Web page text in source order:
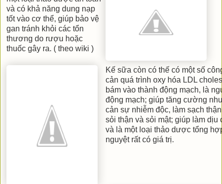
và có khả năng dung nạp
tốt vào cơ thể, giúp bảo vệ
gan tránh khỏi các tổn
thương do rượu hoặc
thuốc gây ra. ( theo wiki )
Kế sữa còn có thế có một số
cản quá trình oxy hóa LDL
bám vào thành động mạch, là
động mạch; giúp tăng cường
cản sự nhiễm độc, làm sạch
sỏi thận và sỏi mật; giúp làm
và là một loại thảo dược tổng
nguyệt rất có giá trị.